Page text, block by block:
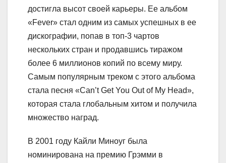
достигла высот своей карьеры. Ее альбом
«Fever» стал одним из самых успешных в ее
дискографии, попав в топ-3 чартов
нескольких стран и продавшись тиражом
более 6 миллионов копий по всему миру.
Самым популярным треком с этого альбома
стала песня «Can’t Get You Out of My Head»,
которая стала глобальным хитом и получила
множество наград.
В 2001 году Кайли Миноуг была
номинирована на премию Грэмми в